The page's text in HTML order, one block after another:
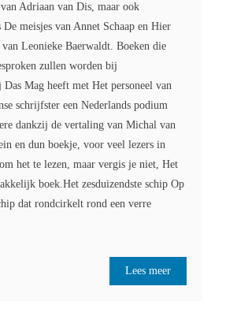
Adriaan van Dis, maar ook
De meisjes van Annet Schaap en Hier
Leonieke Baerwaldt. Boeken die
zullen worden bij
Mag heeft met Het personeel van
schrijfster een Nederlands podium
dankzij de vertaling van Michal van
en dun boekje, voor veel lezers in
het te lezen, maar vergis je niet, Het
boek.Het zesduizendste schip Op
dat rondcirkelt rond een verre
Lees meer